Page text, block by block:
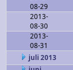
08-29
2013-
08-30
2013-
08-31
juli 2013